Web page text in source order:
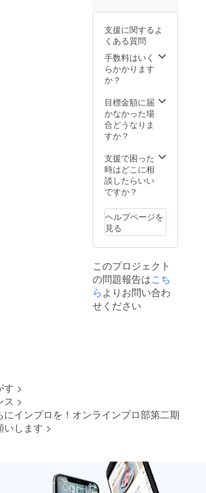
方、稽
古のや
り方を
学んで
みませ
んか？
き、内
容に関
しても
ご希望
に沿っ
たもの
いただ
きま
す。 オ
実施を
基本と
します
が、オ
ン希望
の場合
はご相
談くだ
途交通
費や場
所代の
請求が
発生し
で決
「検討
中」と
記載く
が保た
ないか
もしれ
ませ
ん。 今
の話を
の"カオ
ス"が見
た
た奇特
な方が
いらっ
しゃる
なら
ば、こ
ちらか
らご支
さい。
混沌の
世界へ
あなた
をご招
と演者
がりを
強く感
じるこ
とので
きる貴
会でも
ありま
す。 あ
なたの
した世
界にメ
ンバー
達が命
込んで
いく。
そんな
素敵な
してみ
ません
か？ ※
オンラ
イン
支援に関するよ
くある質問
手数料はいく
らかかります
か？
目標金額に届
かなかった場
合どうなりま
すか？
支援で困った
時はどこに相
談したらいい
ですか？
ヘルプページを
見る
このプロジェクト
の問題報告はこち
ら よりお問い合わ
せください
す >
ス >
インプロを！オンラインプロ部第二期
いします >